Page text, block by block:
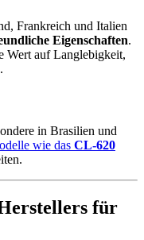
Frankreich und Italien
Eigenschaften.
Wert auf Langlebigkeit,
in Brasilien und
wie das CL-620
für